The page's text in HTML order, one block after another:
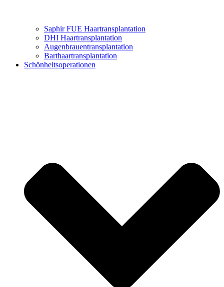
Saphir FUE Haartransplantation
DHI Haartransplantation
Augenbrauentransplantation
Barthaartransplantation
Schönheitsoperationen